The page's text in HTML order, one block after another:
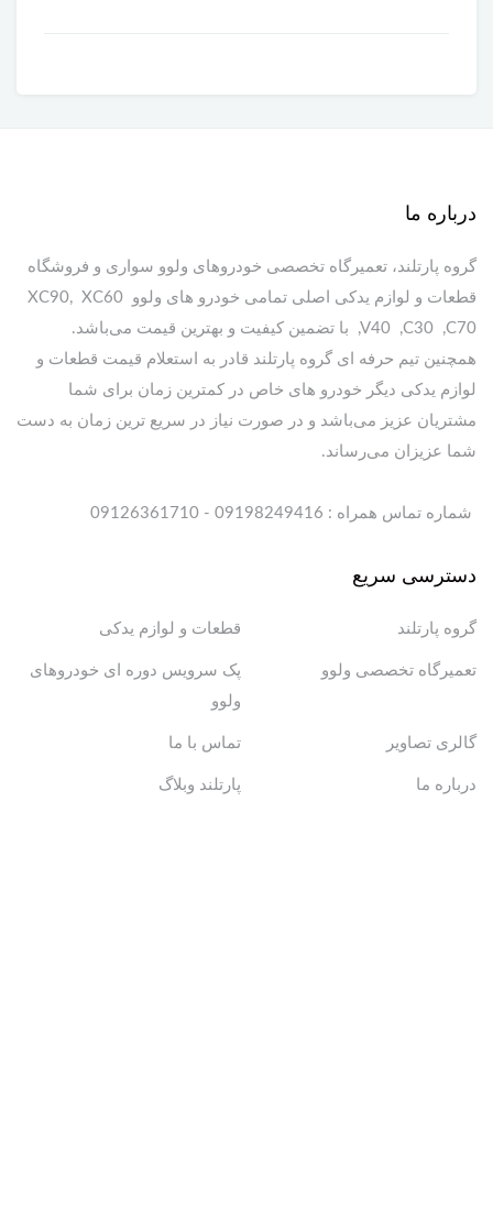
درباره ما
گروه پارتلند، تعمیرگاه تخصصی خودروهای ولوو سواری و فروشگاه
قطعات و لوازم یدکی اصلی تمامی خودرو های ولوو XC90, XC60
,V40 ,C30 ,C70 با تضمین کیفیت و بهترین قیمت می‌باشد.
همچنین تیم حرفه ای گروه پارتلند قادر به استعلام قیمت قطعات و
لوازم یدکی دیگر خودرو های خاص در کمترین زمان برای شما
مشتریان عزیز می‌باشد و در صورت نیاز در سریع ترین زمان به دست
شما عزیزان می‌رساند.
شماره تماس همراه : 09198249416 - 09126361710
دسترسی سریع
گروه پارتلند قطعات و لوازم یدکی
تعمیرگاه تخصصی ولوو
پک سرویس دوره ای خودروهای
ولوو
گالری تصاویر تماس با ما
درباره ما پارتلند وبلاگ